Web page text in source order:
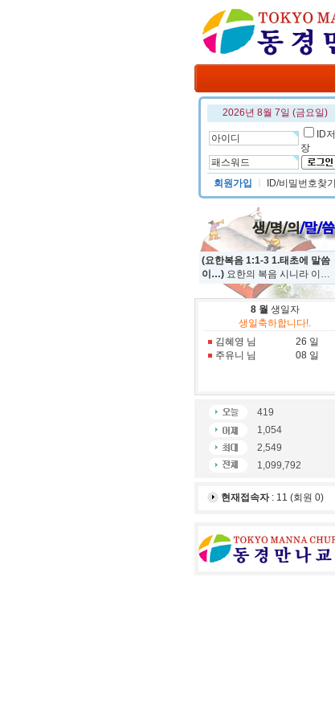
2026년 8월 7일 (금요일)
ID저
장
회원가입 ID/비밀번호찾기
(요한복음 1:1-3 1.태초에 말씀
이…) 요한의 복음 시니라 이…
8 월 생일자
생일축하합니다!.
정규진 님
19 일
홍진국 님
31 일
김혜영 님
26 일
주유니 님
08 일
419
1,054
2,549
1,099,792
현재접속자: 11 (회원 0)